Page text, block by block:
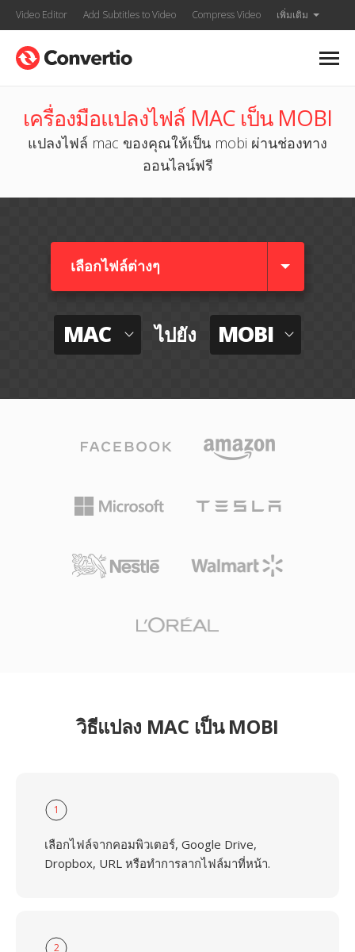
Video Editor Add Subtitles to Video Compress Video เพิ่มเติม
เครื่องมือแปลงไฟล์ MAC เป็น MOBI
แปลงไฟล์ mac ของคุณให้เป็น mobi ผ่านช่องทาง
ออนไลน์ฟรี
เลือกไฟล์ต่างๆ​
MAC ไปยัง MOBI
วิธีแปลง MAC เป็น MOBI
1
เลือกไฟล์จากคอมพิวเตอร์, Google Drive,
Dropbox, URL หรือทำการลากไฟล์มาที่หน้า.
2